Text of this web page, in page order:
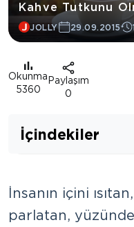
Kahve Tutkunu
JOLLY 29.09.2015
Okunma
5360
Paylaşım
0
İçindekiler
İnsanın içini
parlatan,